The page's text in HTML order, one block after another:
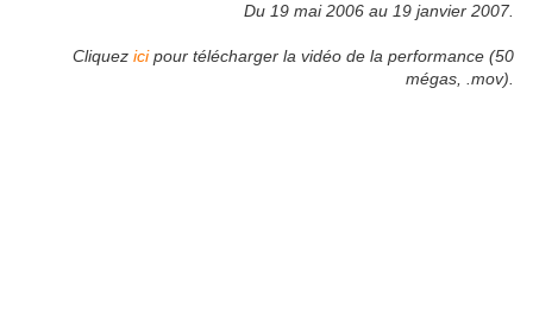
Du 19 mai 2006 au 19 janvier 2007.
Cliquez icipour télécharger la vidéo de la performance (50
mégas, .mov).